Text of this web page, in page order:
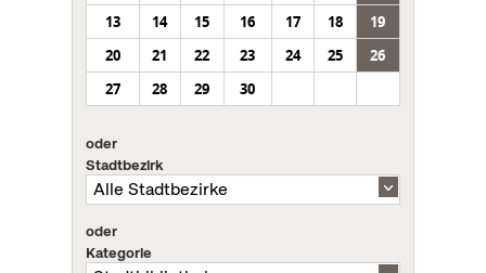
13
14 15 16 17 18
19
20
21 22 23 24 25
26
27
28 29 30
oder
Stadtbezirk
oder
Kategorie